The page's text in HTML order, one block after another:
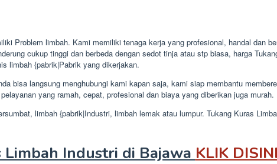
Problem limbah. Kami memiliki tenaga kerja yang profesional, handal dan
cukup tinggi dan berbeda dengan sedot tinja atau stp biasa, harga
limbah {pabrik|Pabrik yang dikerjakan.
bisa langsung menghubungi kami kapan saja, kami siap membantu
yang ramah, cepat, profesional dan biaya yang diberikan juga murah.
limbah {pabrik|Industri, limbah lemak atau lumpur. Tukang Kuras
Limbah Industri di Bajawa KLIK DISINI